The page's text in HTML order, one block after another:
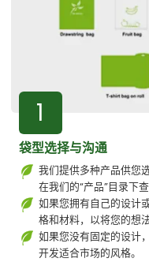
1
袋型选择与沟通
我们提供多种产品供您
在我们的“产品”目录下
如果您拥有自己的设计
格和材料，以将您的想
如果您没有固定的设计
开发适合市场的风格。